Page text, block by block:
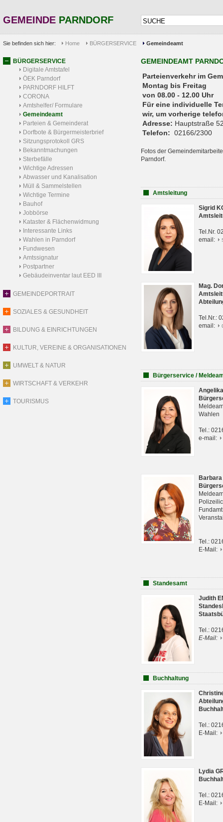
GEMEINDE PARNDORF
Sie befinden sich hier: Home BÜRGERSERVICE Gemeindeamt
BÜRGERSERVICE
Digitale Amtstafel
ÖEK Parndorf
PARNDORF HILFT
CORONA
Amtshelfer/ Formulare
Gemeindeamt
Parteien & Gemeinderat
Dorfbote & Bürgermeisterbrief
Sitzungsprotokoll GRS
Bekanntmachungen
Sterbefälle
Wichtige Adressen
Abwasser und Kanalisation
Müll & Sammelstellen
Wichtige Termine
Bauhof
Jobbörse
Kataster & Flächenwidmung
Interessante Links
Wahlen in Parndorf
Fundwesen
Amtssignatur
Postpartner
Gebäudeinventar laut EED III
GEMEINDEPORTRAIT
SOZIALES & GESUNDHEIT
BILDUNG & EINRICHTUNGEN
KULTUR, VEREINE & ORGANISATIONEN
UMWELT & NATUR
WIRTSCHAFT & VERKEHR
TOURISMUS
GEMEINDEAMT
Parteienverkehr
Montag bis Freitag
von 08.00 - 12.00 Uhr
Für eine individuelle
wir, um vorherige
Adresse: Hauptstraße
Telefon: 02166/2300
Fotos der
Parndorf.
Amtsleitung
Sigrid
Tel.Nr.
email:
Mag.
Tel.Nr.:
email:
Bürgerservice /
Wahlen
Tel.:
e-mail:
Tel.:
E-Mail:
Standesamt
Judith
Tel.:
E-Mail:
Buchhaltung
Tel.:
E-Mail:
Lydia
Tel.:
E-Mail: